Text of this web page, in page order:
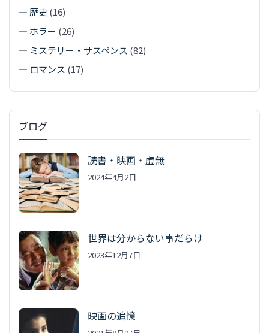
—歴史 (16)
— ホラー (26)
— ミステリー・サスペンス (82)
— ロマンス (17)
ブログ
読書・映画・虚無
2024年4月2日
世界は分からない事だらけ
2023年12月7日
映画の追憶